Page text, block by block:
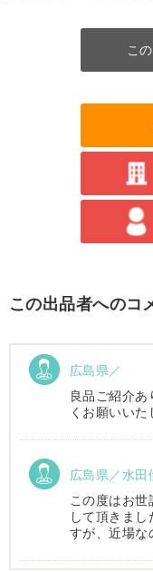
こ
この出品者へのコ
広島県／
良品ご紹介あ
くお願いいた
広島県／水田
この度はお世
して頂きま
すが、近場な